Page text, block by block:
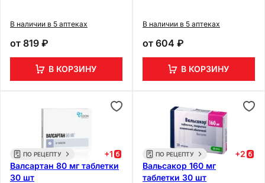
В наличии в 5 аптеках
от 819 ₽
В КОРЗИНУ
В наличии в 5 аптеках
от 604 ₽
В КОРЗИНУ
ПО РЕЦЕПТУ +1
Валсартан 80 мг таблетки
30 шт
ПО РЕЦЕПТУ +2
Вальсакор 160 мг
таблетки 30 шт